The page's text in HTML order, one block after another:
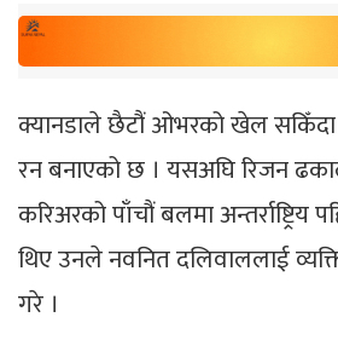
क्यानडाले छैटौं ओभरको खेल
रन बनाएको छ । यसअघि रिजन
करिअरको पाँचौं बलमा अन्तर्राष्ट्रिय
थिए उनले नवनित दलिवाललाई
गरे ।